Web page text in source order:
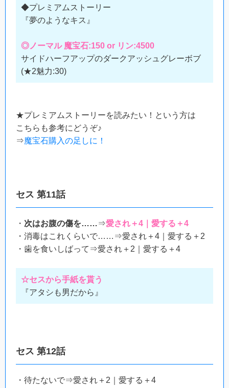
◆プレミアムストーリー
『夢のようなキス』
◎ノーマル 魔宝石:150 or リン:4500
サイドハーフアップのダークアッシュグレーボブ
(★2魅力:30)
★プレミアムストーリーを読みたい！という方は
こちらも参考にどうぞ♪
⇒魔宝石購入の足しに！
セス 第11話
・ 次はお腹の傷を……⇒愛され＋4｜愛する＋4
・消毒はこれくらいで……⇒愛され＋4｜愛する＋2
・歯を食いしばって⇒愛され＋2｜愛する＋4
☆セスから手紙を貰う
『アタシも男だから』
セス 第12話
・待たないで⇒愛され＋2｜愛する＋4